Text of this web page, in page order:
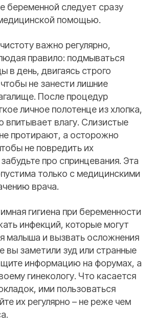
беременной следует сразу
помощью.
важно регулярно,
правило: подмываться
в день, двигаясь строго
не занести лишние
После процедур
личное полотенце из хлопка,
впитывает влагу. Слизистые
протирают, а осторожно
не повредить их
про спринцевания. Эта
только с медицинскими
врача.
гигиена при беременности
инфекций, которые могут
малыша и вызвать осложнения
вы заметили зуд или странные
информацию на форумах, а
гинекологу. Что касается
ими пользоваться
их регулярно – не реже чем